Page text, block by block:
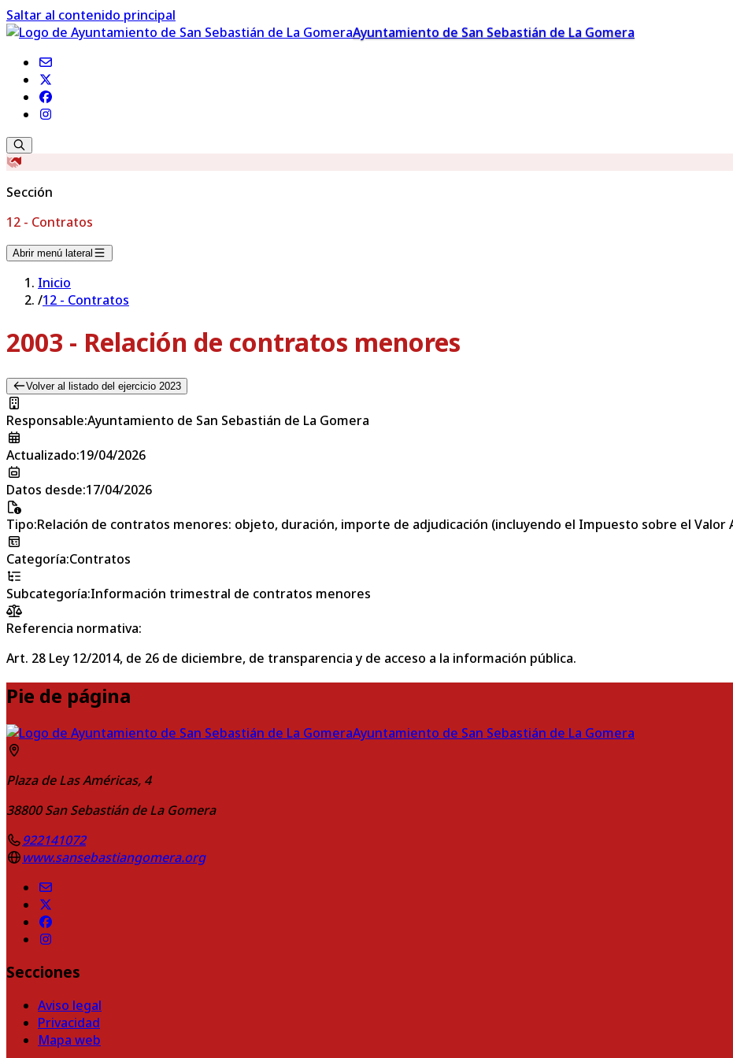
Saltar al contenido principal
Ayuntamiento de San Sebastián de La Gomera
Sección
12 - Contratos
Abrir menú lateral
Inicio
/12 - Contratos
2003 - Relación de contratos menores
Volver al listado del ejercicio 2023
Responsable:Ayuntamiento de San Sebastián de La Gomera
Actualizado:19/04/2026
Datos desde:17/04/2026
Tipo:Relación de contratos menores: objeto, duración, importe de adjudicación (incluyendo el Impuesto sobre el Valor
Categoría:Contratos
Subcategoría:Información trimestral de contratos menores
Referencia normativa:
Art. 28 Ley 12/2014, de 26 de diciembre, de transparencia y de acceso a la información pública.
Pie de página
Ayuntamiento de San Sebastián de La Gomera
Plaza de Las Américas, 4
38800 San Sebastián de La Gomera
922141072
www.sansebastiangomera.org
Secciones
Aviso legal
Privacidad
Mapa web